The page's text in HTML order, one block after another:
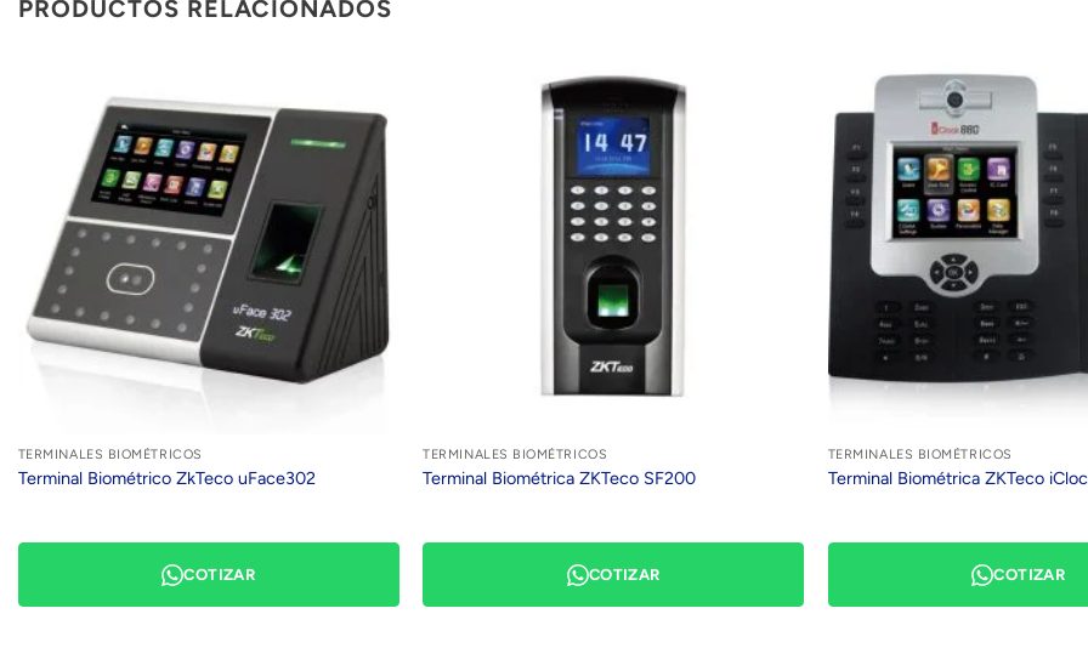
PRODUCTOS RELACIONADOS
TERMINALES BIOMÉTRICOS
Terminal Biométrico ZkTeco uFace302
COTIZAR
TERMINALES BIOMÉTRICOS
Terminal Biométrica ZKTeco SF200
COTIZAR
TERMINALES BIOMÉTRICOS
Terminal Biométrica ZKTeco
COTIZAR